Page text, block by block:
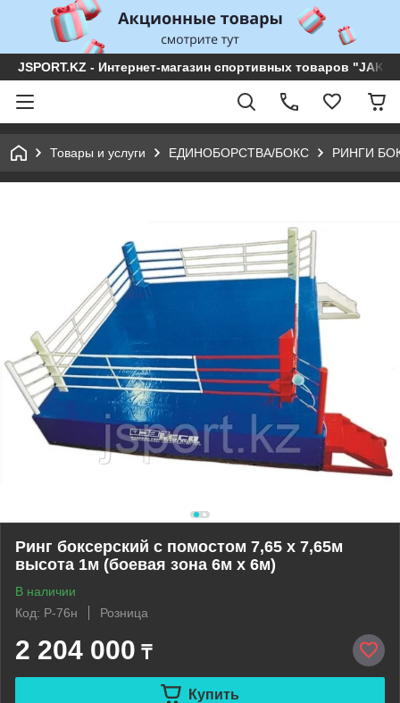
JSPORT.KZ - Интернет-магазин спортивных товаров
Товары и услуги ЕДИНОБОРСТВА/БОКС РИНГИ
Ринг боксерский с помостом 7,65 х 7,65м
высота 1м (боевая зона 6м х 6м)
В наличии
Код: Р-76н
Розница
2 204 000 ₸
Купить